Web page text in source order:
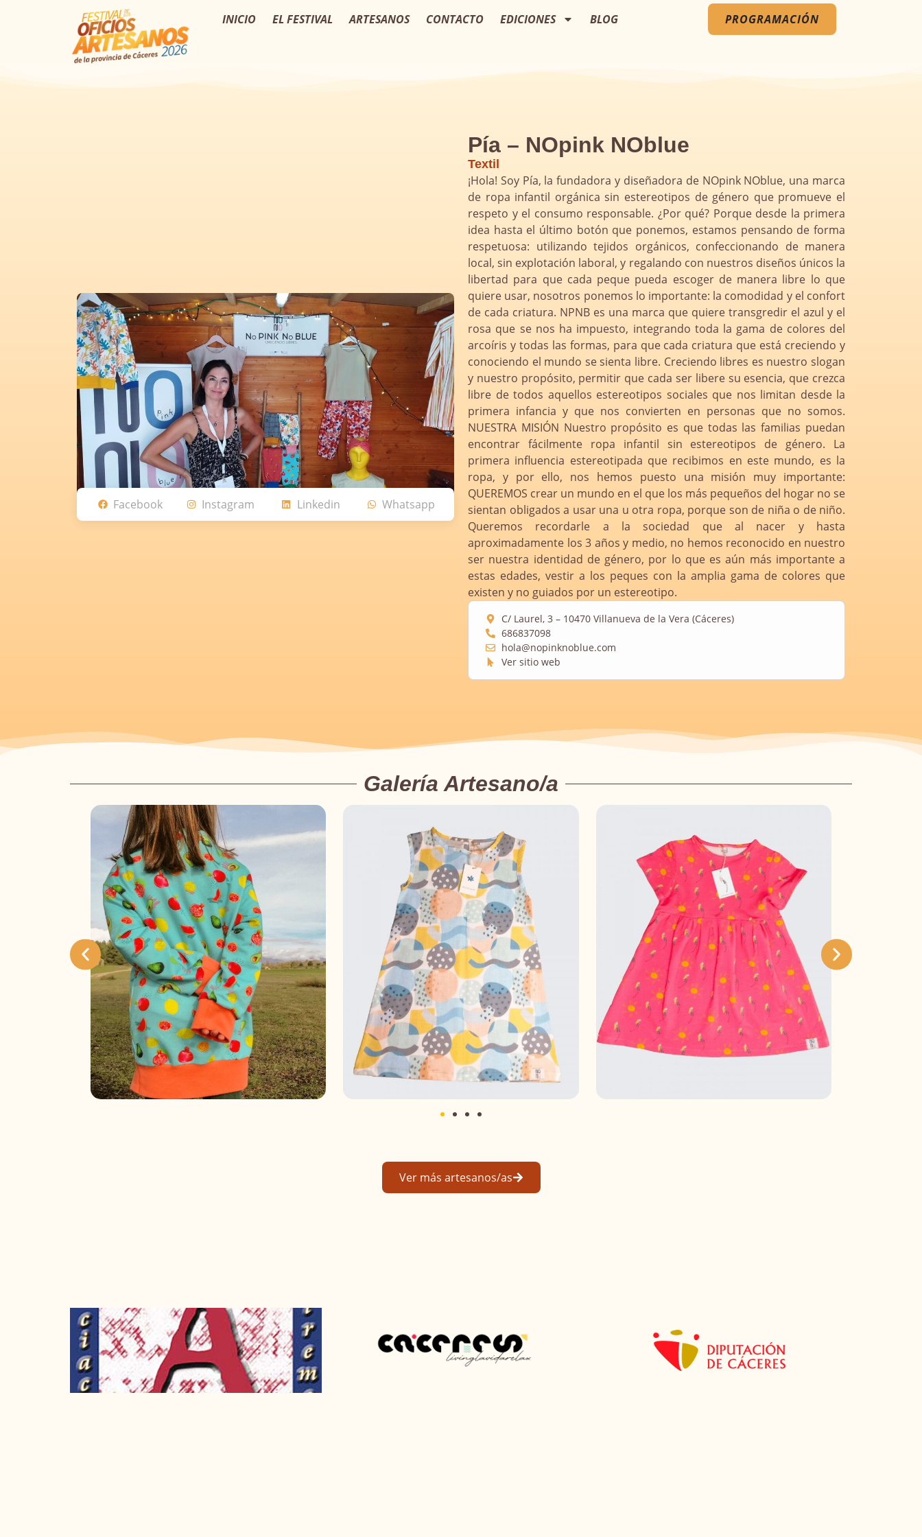
INICIO EL FESTIVAL ARTESANOS CONTACTO EDICIONES BLOG PROGRAMACIÓN
Facebook Instagram Linkedin Whatsapp
Pía – NOpink NOblue
Textil
¡Hola! Soy Pía, la fundadora y diseñadora de NOpink NOblue, una marca
de ropa infantil orgánica sin estereotipos de género que promueve el
respeto y el consumo responsable. ¿Por qué? Porque desde la primera
idea hasta el último botón que ponemos, estamos pensando de forma
respetuosa: utilizando tejidos orgánicos, confeccionando de manera
local, sin explotación laboral, y regalando con nuestros diseños únicos la
libertad para que cada peque pueda escoger de manera libre lo que
quiere usar, nosotros ponemos lo importante: la comodidad y el confort
de cada criatura. NPNB es una marca que quiere transgredir el azul y el
rosa que se nos ha impuesto, integrando toda la gama de colores del
arcoíris y todas las formas, para que cada criatura que está creciendo y
conociendo el mundo se sienta libre. Creciendo libres es nuestro slogan
y nuestro propósito, permitir que cada ser libere su esencia, que crezca
libre de todos aquellos estereotipos sociales que nos limitan desde la
primera infancia y que nos convierten en personas que no somos.
NUESTRA MISIÓN Nuestro propósito es que todas las familias puedan
encontrar fácilmente ropa infantil sin estereotipos de género. La
primera influencia estereotipada que recibimos en este mundo, es la
ropa, y por ello, nos hemos puesto una misión muy importante:
QUEREMOS crear un mundo en el que los más pequeños del hogar no se
sientan obligados a usar una u otra ropa, porque son de niña o de niño.
Queremos recordarle a la sociedad que al nacer y hasta
aproximadamente los 3 años y medio, no hemos reconocido en nuestro
ser nuestra identidad de género, por lo que es aún más importante a
estas edades, vestir a los peques con la amplia gama de colores que
existen y no guiados por un estereotipo.
C/ Laurel, 3 – 10470 Villanueva de la Vera (Cáceres)
686837098
hola@nopinknoblue.com
Ver sitio web
Galería Artesano/a
Ver más artesanos/as